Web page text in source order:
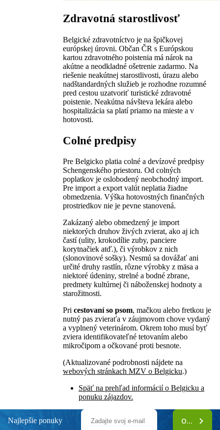
Zdravotná starostlivosť
Belgické zdravotníctvo je na špičkovej
európskej úrovni. Občan ČR s Európskou
kartou zdravotného poistenia má nárok na
akútne a neodkladné ošetrenie zadarmo. Na
riešenie neakútnej starostlivosti, úrazu alebo
nadštandardných služieb je rozhodne rozumné
pred cestou uzatvoriť turistické zdravotné
poistenie. Neakútna návšteva lekára alebo
hospitalizácia sa platí priamo na mieste a v
hotovosti.
Colné predpisy
Pre Belgicko platia colné a devízové predpisy
Schengenského priestoru. Od colných
poplatkov je oslobodený neobchodný import.
Pre import a export valút neplatia žiadne
obmedzenia. Výška hotovostných finančných
prostriedkov nie je pevne stanovená.
Zakázaný alebo obmedzený je import
niektorých druhov živých zvierat, ako aj ich
častí (ulity, krokodílie zuby, panciere
korytnačiek atď.), či výrobkov z nich
(slonovinové sošky). Nesmú sa dovážať ani
určité druhy rastlín, rôzne výrobky z mäsa a
niektoré údeniny, strelné a bodné zbrane,
predmety kultúrnej či náboženskej hodnoty a
starožitnosti.
Pri cestovaní so psom, mačkou alebo fretkou je
nutný pas zvieraťa v záujmovom chove vydaný
a vyplnený veterinárom. Okrem toho musí byť
zviera identifikovateľné tetovaním alebo
mikročipom a očkované proti besnote.
(Aktualizované podrobnosti nájdete na
webových stránkach MZV o Belgicku.)
Späť na prehľad informácií o Belgicku a
ponuku zájazdov.
Najlepšie ponuky ODOBERAŤ